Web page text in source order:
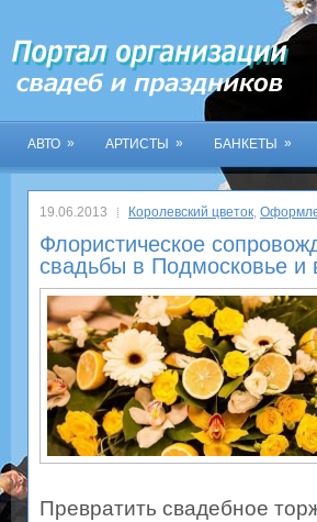
АВТО » АРТИСТЫ » БАНКЕТЫ »
19.06.2013 Королевский цветок,
Флористическое
свадьбы в Подмосковье и
Превратить свадебное